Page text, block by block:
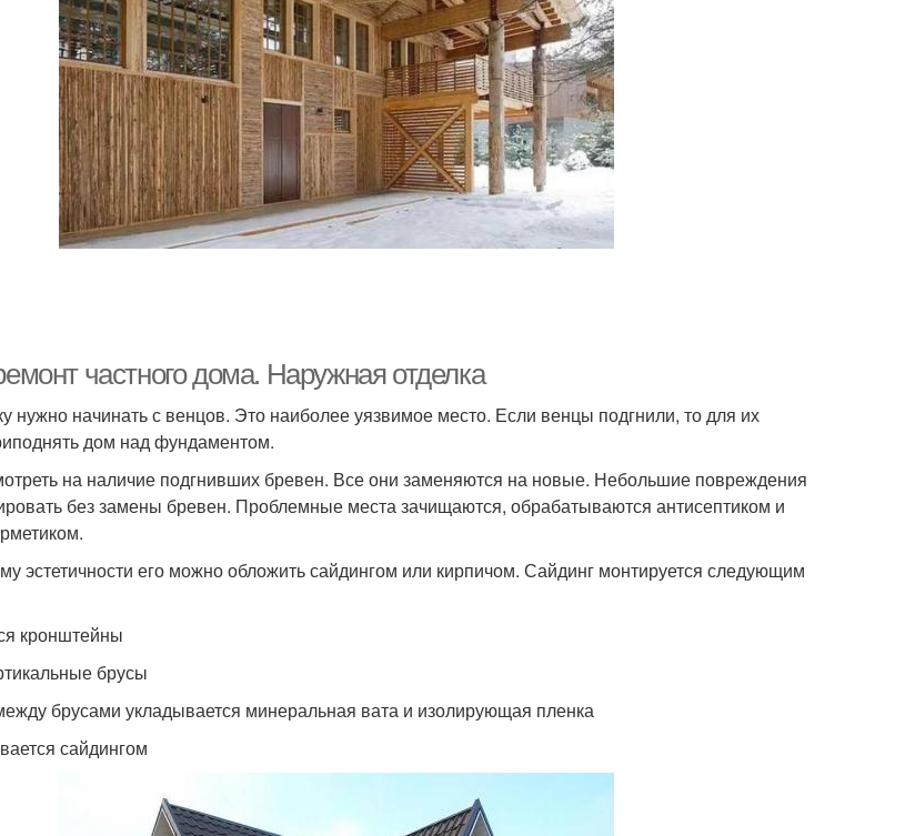
частного дома. Наружная отделка
нужно начинать с венцов. Это наиболее уязвимое место. Если венцы подгнили, то для их
дом над фундаментом.
на наличие подгнивших бревен. Все они заменяются на новые. Небольшие повреждения
без замены бревен. Проблемные места зачищаются, обрабатываются антисептиком и
эстетичности его можно обложить сайдингом или кирпичом. Сайдинг монтируется следующим
кронштейны
брусы
брусами укладывается минеральная вата и изолирующая пленка
сайдингом